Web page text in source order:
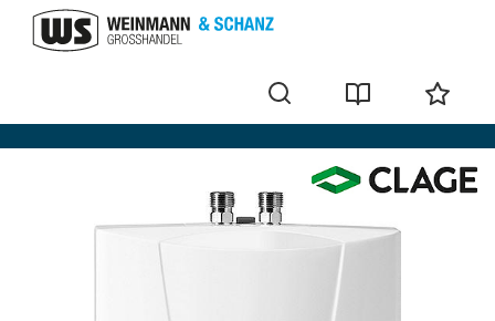
Durchlauferhitzer drucklos